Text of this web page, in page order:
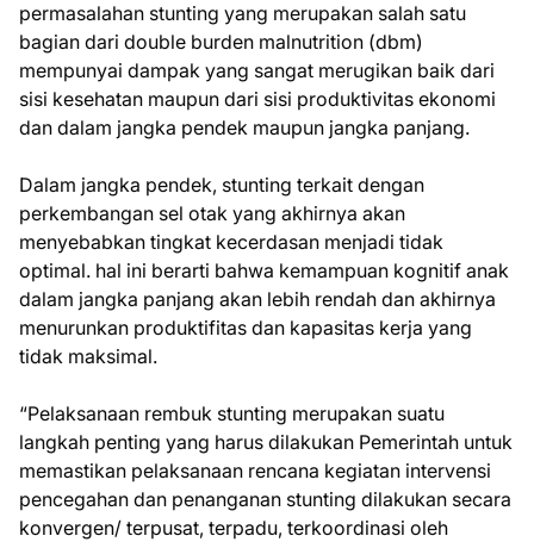
permasalahan stunting yang merupakan salah satu
bagian dari double burden malnutrition (dbm)
mempunyai dampak yang sangat merugikan baik dari
sisi kesehatan maupun dari sisi produktivitas ekonomi
dan dalam jangka pendek maupun jangka panjang.
Dalam jangka pendek, stunting terkait dengan
perkembangan sel otak yang akhirnya akan
menyebabkan tingkat kecerdasan menjadi tidak
optimal. hal ini berarti bahwa kemampuan kognitif anak
dalam jangka panjang akan lebih rendah dan akhirnya
menurunkan produktifitas dan kapasitas kerja yang
tidak maksimal.
“Pelaksanaan rembuk stunting merupakan suatu
langkah penting yang harus dilakukan Pemerintah untuk
memastikan pelaksanaan rencana kegiatan intervensi
pencegahan dan penanganan stunting dilakukan secara
konvergen/ terpusat, terpadu, terkoordinasi oleh